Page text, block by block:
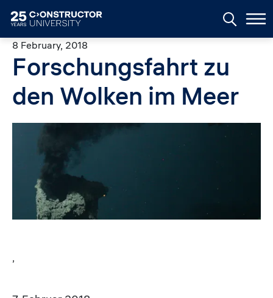
8 February, 2018
Forschungsfahrt zu
den Wolken im Meer